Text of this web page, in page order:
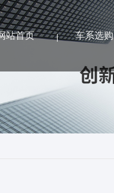
站首页 车系选购